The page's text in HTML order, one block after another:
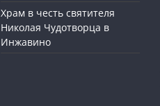
Храм в честь святителя
Николая Чудотворца в
Инжавино